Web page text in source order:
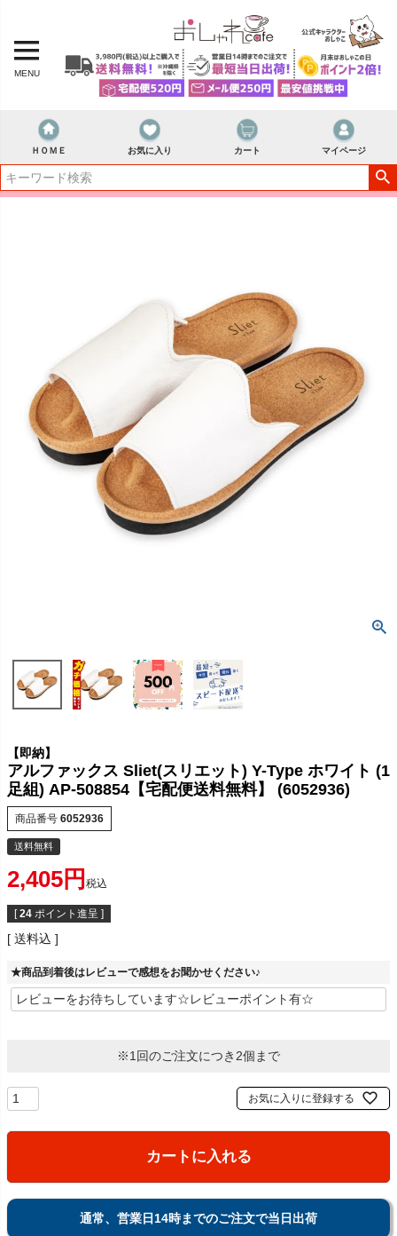
MENU
ＨＯＭＥ お気に入り カート マイページ
【即納】
アルファックス Sliet(スリエット) Y-Type ホワイト (1
足組) AP-508854【宅配便送料無料】 (6052936)
商品番号 6052936
送料無料
2,405 税込
[ 24 ポイント進呈 ]
送料込
★商品到着後はレビューで感想をお聞かせください♪
※1回のご注文につき2個まで
お気に入りに登録する
カートに入れる
通常、営業日14時までのご注文で当日出荷